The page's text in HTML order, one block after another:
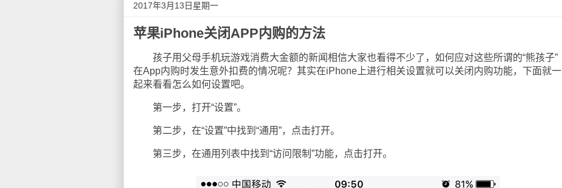
2017年3月13日星期一
苹果iPhone关闭APP内购的方法
孩子用父母手机玩游戏消费大金额的新闻相信大家也看得不少了，如何应对这些所谓的“熊孩子”
在App内购时发生意外扣费的情况呢？其实在iPhone上进行相关设置就可以关闭内购功能，下面就一
起来看看怎么如何设置吧。
第一步，打开“设置”。
第二步，在“设置”中找到“通用”，点击打开。
第三步，在通用列表中找到“访问限制”功能，点击打开。